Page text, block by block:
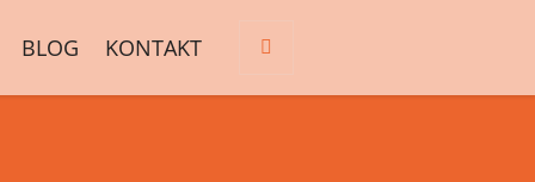
BLOG KONTAKT